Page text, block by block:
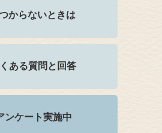
からないときは
ある質問と回答
ンケート実施中